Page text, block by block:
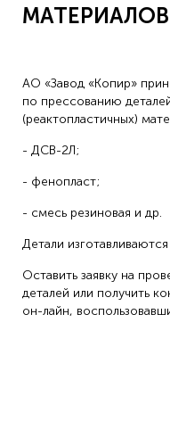
МАТЕРИАЛОВ
АО «Завод «Копир»
по прессованию
(реактопластичных)
- ДСВ-2Л;
- фенопласт;
- смесь резиновая и др.
Детали
Оставить заявку на
деталей или получить
он-лайн,